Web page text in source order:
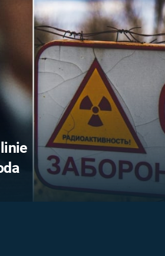
PŘÍBĚHY
DĚJIN
FILMY
REALITA
HORORY
REALITA
OPTICKÉ
KLAMY